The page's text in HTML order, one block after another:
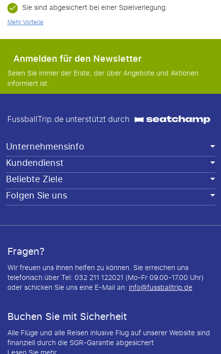
Sie sind abgesichert bei einer Spielverlegung.
Mehr Vorteile
Anmelden für den Newsletter
Seien Sie immer der Erste, der über Angebote und Aktionen
informiert ist.
FussballTrip.de unterstützt durch
Unternehmensinfo
Kundendienst
Beliebte Ziele
Folgen Sie uns
Fragen?
Wir freuen uns Ihnen helfen zu können. Sie erreichen uns
telefonisch über Tel: 032 211 122021 (Mo-Fr 09.00-17.00 Uhr)
oder schicken Sie uns eine E-Mail an: info@fussballtrip.de
Buchen Sie mit Sicherheit
Alle Flüge und alle Reisen inlusive Flug auf unserer Website sind
finanziell durch die SGR-Garantie abgesichert